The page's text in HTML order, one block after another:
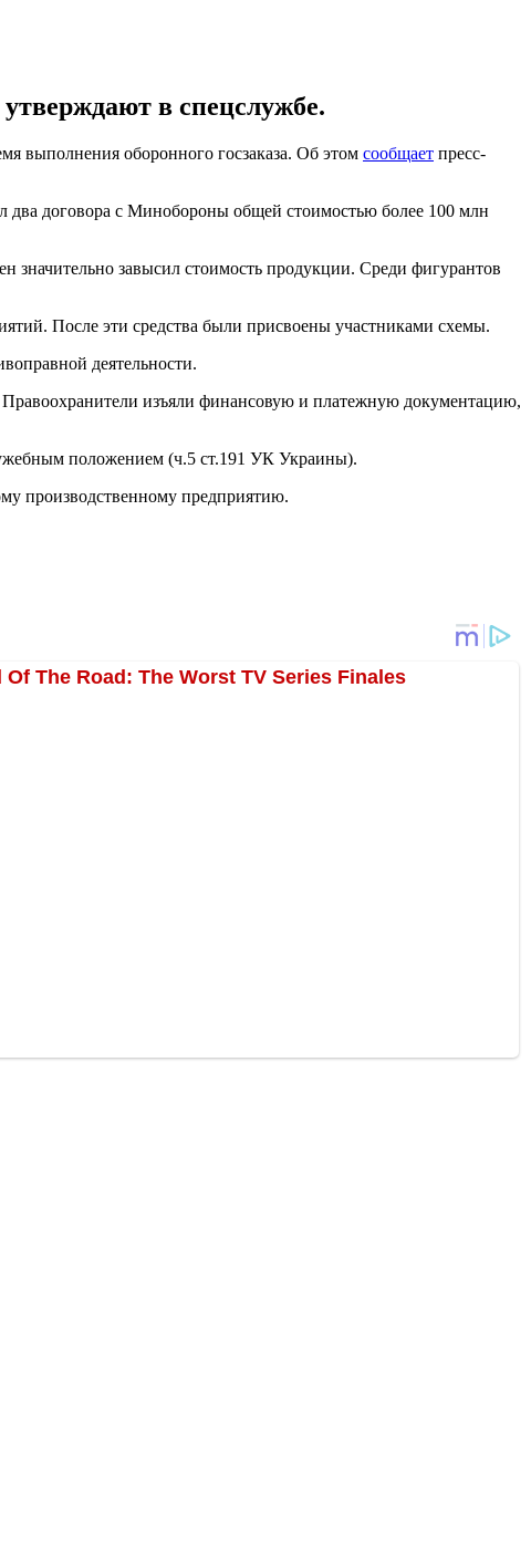
в спецслужбе.
выполнения оборонного госзаказа. Об этом сообщает пресс-
два договора с Минобороны общей стоимостью более 100 млн
завысил стоимость продукции. Среди фигурантов
После эти средства были присвоены участниками схемы.
деятельности.
изъяли финансовую и платежную документацию,
положением (ч.5 ст.191 УК Украины).
производственному предприятию.